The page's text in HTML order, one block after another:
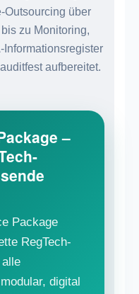
Outsourcing über
zu Monitoring,
aufbereitet.
–
Package
RegTech-
digital